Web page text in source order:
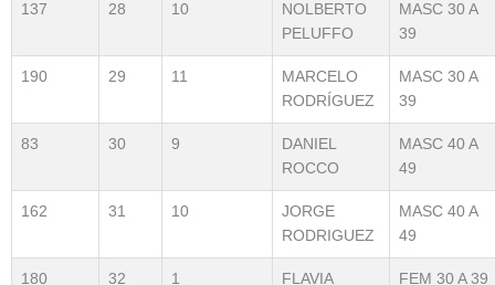
137 28 10
NOLBERTO
PELUFFO
MASC 30 A
39
190 29 11
MARCELO
RODRÍGUEZ
MASC 30 A
39
83 30 9
DANIEL
ROCCO
MASC 40 A
49
162 31 10
JORGE
RODRIGUEZ
MASC 40 A
49
180 32 1
FLAVIA
FEM 30 A 39